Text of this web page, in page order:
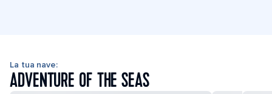
La tua nave:
ADVENTURE OF THE SEAS